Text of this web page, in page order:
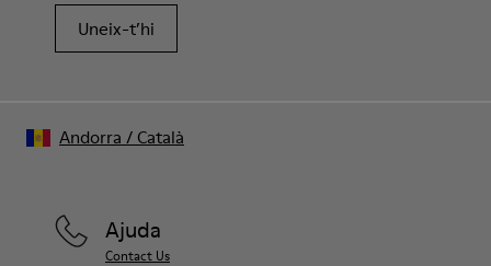
Uneix-t’hi
Ajuda
Contact Us
Andorra / Català